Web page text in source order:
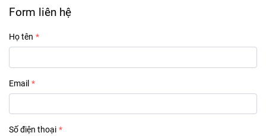
Form liên hệ
Họ tên
Email
Số điện thoại